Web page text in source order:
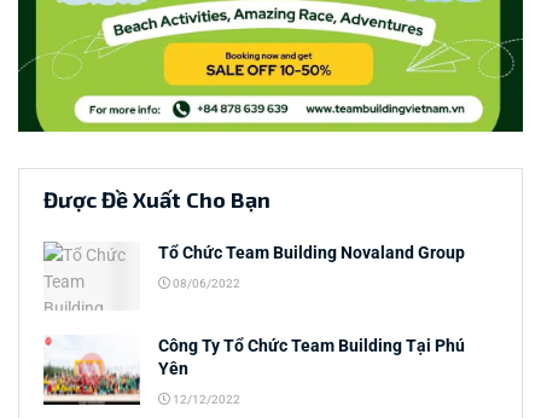
Được Đề Xuất Cho Bạn
Tổ Chức Team Building Novaland Group
08/06/2022
Công Ty Tổ Chức Team Building Tại Phú
Yên
12/12/2022